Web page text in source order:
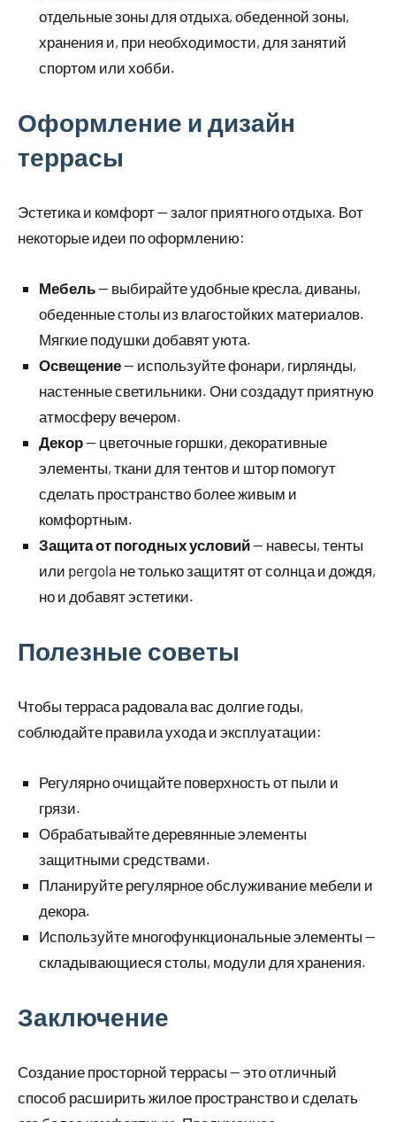
отдельные зоны для отдыха, обеденной зоны,
хранения и, при необходимости, для занятий
спортом или хобби.
Оформление и дизайн
террасы
Эстетика и комфорт — залог приятного отдыха. Вот
некоторые идеи по оформлению:
Мебель— выбирайте удобные кресла, диваны,
обеденные столы из влагостойких материалов.
Мягкие подушки добавят уюта.
Освещение— используйте фонари, гирлянды,
настенные светильники. Они создадут приятную
атмосферу вечером.
Декор— цветочные горшки, декоративные
элементы, ткани для тентов и штор помогут
сделать пространство более живым и
комфортным.
Защита от погодных условий— навесы, тенты
или pergola не только защитят от солнца и дождя,
но и добавят эстетики.
Полезные советы
Чтобы терраса радовала вас долгие годы,
соблюдайте правила ухода и эксплуатации:
Регулярно очищайте поверхность от пыли и
грязи.
Обрабатывайте деревянные элементы
защитными средствами.
Планируйте регулярное обслуживание мебели и
декора.
Используйте многофункциональные элементы —
складывающиеся столы, модули для хранения.
Заключение
Создание просторной террасы — это отличный
способ расширить жилое пространство и сделать